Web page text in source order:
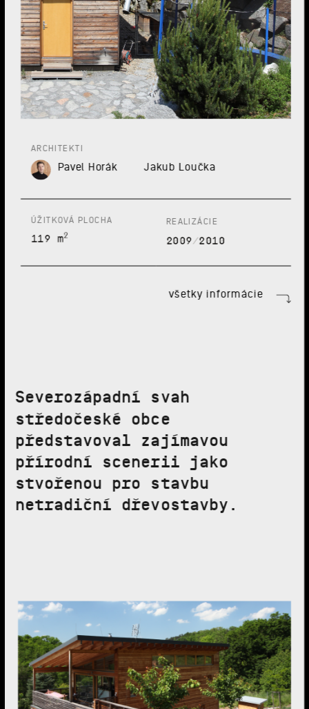
ARCHITEKTI
Pavel Horák Jakub Loučka
ÚŽITKOVÁ PLOCHA
119 m2
REALIZÁCIE
2009/2010
všetky informácie
Severozápadní svah
středočeské obce
představoval zajímavou
přírodní scenerii jako
stvořenou pro stavbu
netradiční dřevostavby.